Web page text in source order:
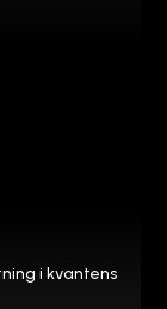
i kvantens